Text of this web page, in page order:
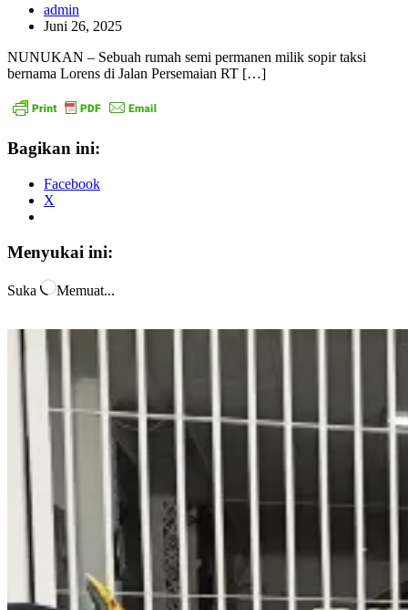
admin
Juni 26, 2025
NUNUKAN – Sebuah rumah semi permanen milik sopir taksi
bernama Lorens di Jalan Persemaian RT […]
Bagikan ini:
Facebook
X
Menyukai ini:
Suka Memuat...